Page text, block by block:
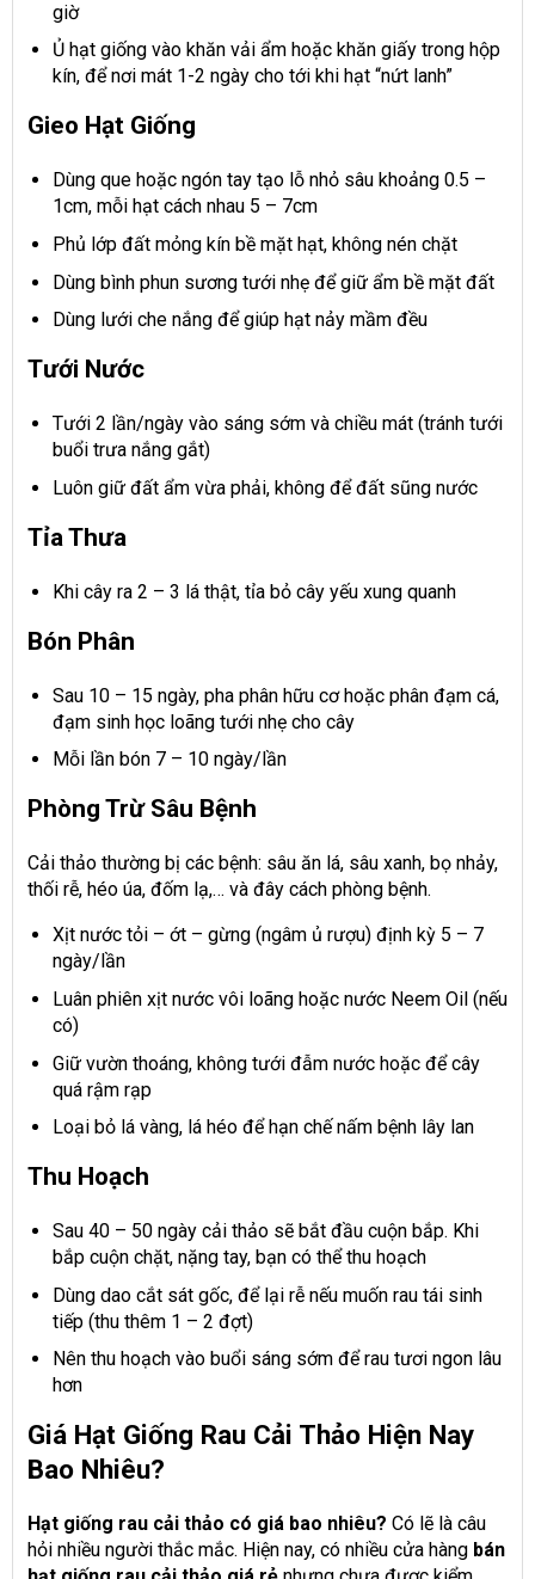
giờ
Ủ hạt giống vào khăn vải ẩm hoặc khăn giấy trong hộp
kín, để nơi mát 1-2 ngày cho tới khi hạt “nứt lanh”
Gieo Hạt Giống
Dùng que hoặc ngón tay tạo lỗ nhỏ sâu khoảng 0.5 –
1cm, mỗi hạt cách nhau 5 – 7cm
Phủ lớp đất mỏng kín bề mặt hạt, không nén chặt
Dùng bình phun sương tưới nhẹ để giữ ẩm bề mặt đất
Dùng lưới che nắng để giúp hạt nảy mầm đều
Tưới Nước
Tưới 2 lần/ngày vào sáng sớm và chiều mát (tránh tưới
buổi trưa nắng gắt)
Luôn giữ đất ẩm vừa phải, không để đất sũng nước
Tỉa Thưa
Khi cây ra 2 – 3 lá thật, tỉa bỏ cây yếu xung quanh
Bón Phân
Sau 10 – 15 ngày, pha phân hữu cơ hoặc phân đạm cá,
đạm sinh học loãng tưới nhẹ cho cây
Mỗi lần bón 7 – 10 ngày/lần
Phòng Trừ Sâu Bệnh
Cải thảo thường bị các bệnh: sâu ăn lá, sâu xanh, bọ nhảy,
thối rễ, héo úa, đốm lạ,… và đây cách phòng bệnh.
Xịt nước tỏi – ớt – gừng (ngâm ủ rượu) định kỳ 5 – 7
ngày/lần
Luân phiên xịt nước vôi loãng hoặc nước Neem Oil (nếu
có)
Giữ vườn thoáng, không tưới đẫm nước hoặc để cây
quá rậm rạp
Loại bỏ lá vàng, lá héo để hạn chế nấm bệnh lây lan
Thu Hoạch
Sau 40 – 50 ngày cải thảo sẽ bắt đầu cuộn bắp. Khi
bắp cuộn chặt, nặng tay, bạn có thể thu hoạch
Dùng dao cắt sát gốc, để lại rễ nếu muốn rau tái sinh
tiếp (thu thêm 1 – 2 đợt)
Nên thu hoạch vào buổi sáng sớm để rau tươi ngon lâu
hơn
Giá Hạt Giống Rau Cải Thảo Hiện Nay
Bao Nhiêu?
Hạt giống rau cải thảo có giá bao nhiêu? Có lẽ là câu
hỏi nhiều người thắc mắc. Hiện nay, có nhiều cửa hàng bán